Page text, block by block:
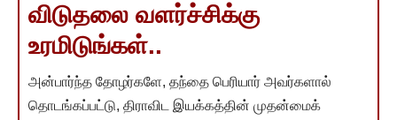
விடுதலை வளர்ச்சிக்கு
உரமிடுங்கள்..
அன்பார்ந்த தோழர்களே, தந்தை பெரியார் அவர்களால்
தொடங்கப்பட்டு, திராவிட இயக்கத்தின் முதன்மைக்